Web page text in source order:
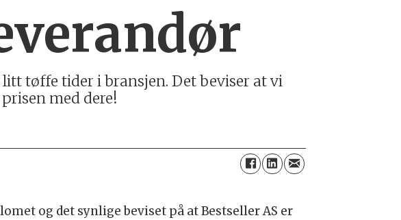
tøffe tider i bransjen. Det beviser at vi
med dere!
og det synlige beviset på at Bestseller AS er